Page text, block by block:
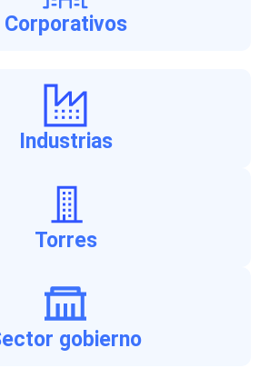
Corporativos
Industrias
Torres
gobierno